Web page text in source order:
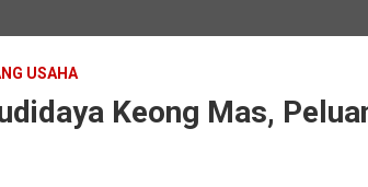
USAHA
Keong Mas,